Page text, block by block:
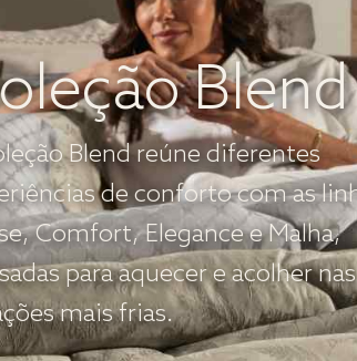
Blend
Blend reúne diferentes
de conforto com as
Comfort, Elegance e Malha,
para aquecer e acolher nas
mais frias.